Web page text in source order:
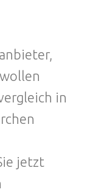
in
jetzt